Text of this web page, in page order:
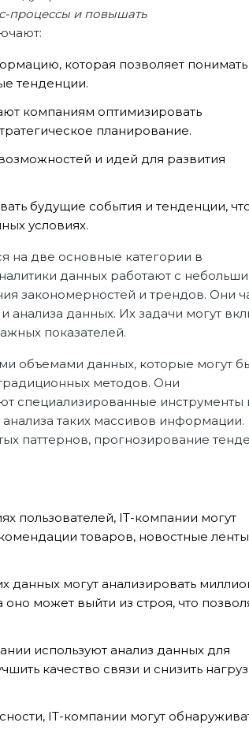
процессы и повышать
которая позволяет понимать
тенденции.
компаниям оптимизировать
планирование.
и идей для развития
будущие события и тенденции,
условиях.
на две основные категории в
данных работают с
закономерностей и трендов. Они
анализа данных. Их задачи могут
показателей.
объемами данных, которые могут
методов. Они
специализированные инструменты
таких массивов информации.
паттернов, прогнозирование
пользователей, IT-компании могут
товаров, новостные
данных могут анализировать
может выйти из строя, что
используют анализ данных для
качество связи и снизить
IT-компании могут